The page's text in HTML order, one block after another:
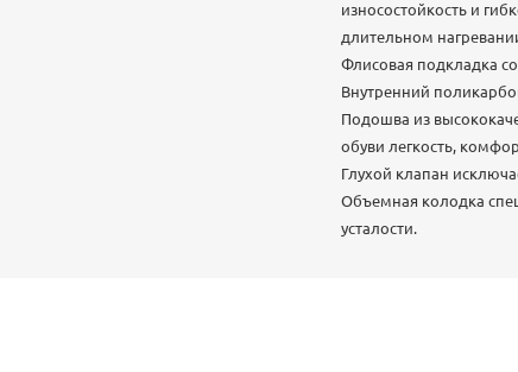
износостойкость и
длительном
Флисовая подкладка
Внутренний
Подошва из
обуви легкость,
Глухой клапан
Объемная колодка
усталости.